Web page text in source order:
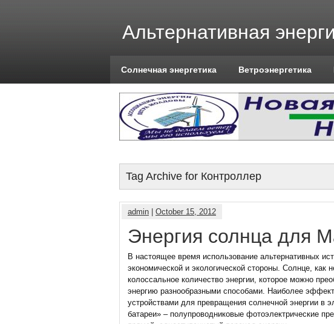
Альтернативная
Солнечная энергетика Ветроэнергетика
Tag Archive for Контроллер
admin October 15, 2012
Энергия солнца для
В настоящее время использование альтернативных
экономической и экологической стороны. Солнце, как
колоссальное количество энергии, которое можно
энергию разнообразными способами. Наиболее
устройствами для превращения солнечной энергии в
батареи» – полупроводниковые фотоэлектрические